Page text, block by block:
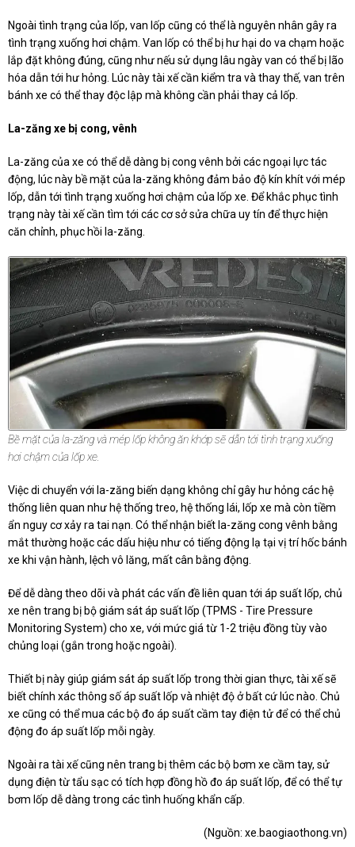
Ngoài tình trạng của lốp, van lốp cũng có thể là nguyên nhân gây ra
tình trạng xuống hơi chậm. Van lốp có thể bị hư hại do va chạm hoặc
lắp đặt không đúng, cũng như nếu sử dụng lâu ngày van có thể bị lão
hóa dẫn tới hư hỏng. Lúc này tài xế cần kiểm tra và thay thế, van trên
bánh xe có thể thay độc lập mà không cần phải thay cả lốp.
La-zăng xe bị cong, vênh
La-zăng của xe có thể dễ dàng bị cong vênh bởi các ngoại lực tác
động, lúc này bề mặt của la-zăng không đảm bảo độ kín khít với mép
lốp, dẫn tới tình trạng xuống hơi chậm của lốp xe. Để khắc phục tình
trạng này tài xế cần tìm tới các cơ sở sửa chữa uy tín để thực hiện
căn chỉnh, phục hồi la-zăng.
Bề mặt của la-zăng và mép lốp không ăn khớp sẽ dẫn tới tình trạng xuống
hơi chậm của lốp xe.
Việc di chuyển với la-zăng biến dạng không chỉ gây hư hỏng các hệ
thống liên quan như hệ thống treo, hệ thống lái, lốp xe mà còn tiềm
ẩn nguy cơ xảy ra tai nạn. Có thể nhận biết la-zăng cong vênh bằng
mắt thường hoặc các dấu hiệu như có tiếng động lạ tại vị trí hốc bánh
xe khi vận hành, lệch vô lăng, mất cân bằng động.
Để dễ dàng theo dõi và phát các vấn đề liên quan tới áp suất lốp, chủ
xe nên trang bị bộ giám sát áp suất lốp (TPMS - Tire Pressure
Monitoring System) cho xe, với mức giá từ 1-2 triệu đồng tùy vào
chủng loại (gắn trong hoặc ngoài).
Thiết bị này giúp giám sát áp suất lốp trong thời gian thực, tài xế sẽ
biết chính xác thông số áp suất lốp và nhiệt độ ở bất cứ lúc nào. Chủ
xe cũng có thể mua các bộ đo áp suất cầm tay điện tử để có thể chủ
động đo áp suất lốp mỗi ngày.
Ngoài ra tài xế cũng nên trang bị thêm các bộ bơm xe cầm tay, sử
dụng điện từ tẩu sạc có tích hợp đồng hồ đo áp suất lốp, để có thể tự
bơm lốp dễ dàng trong các tình huống khẩn cấp.
(Nguồn: xe.baogiaothong.vn)